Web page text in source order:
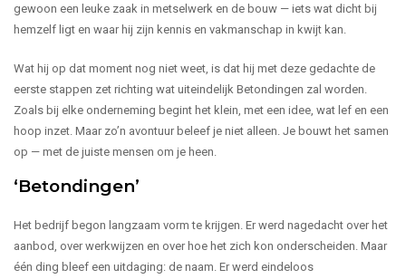
gewoon een leuke zaak in metselwerk en de bouw — iets wat dicht bij
hemzelf ligt en waar hij zijn kennis en vakmanschap in kwijt kan.
Wat hij op dat moment nog niet weet, is dat hij met deze gedachte de
eerste stappen zet richting wat uiteindelijk Betondingen zal worden.
Zoals bij elke onderneming begint het klein, met een idee, wat lef en een
hoop inzet. Maar zo’n avontuur beleef je niet alleen. Je bouwt het samen
op — met de juiste mensen om je heen.
‘Betondingen’
Het bedrijf begon langzaam vorm te krijgen. Er werd nagedacht over het
aanbod, over werkwijzen en over hoe het zich kon onderscheiden. Maar
één ding bleef een uitdaging: de naam. Er werd eindeloos